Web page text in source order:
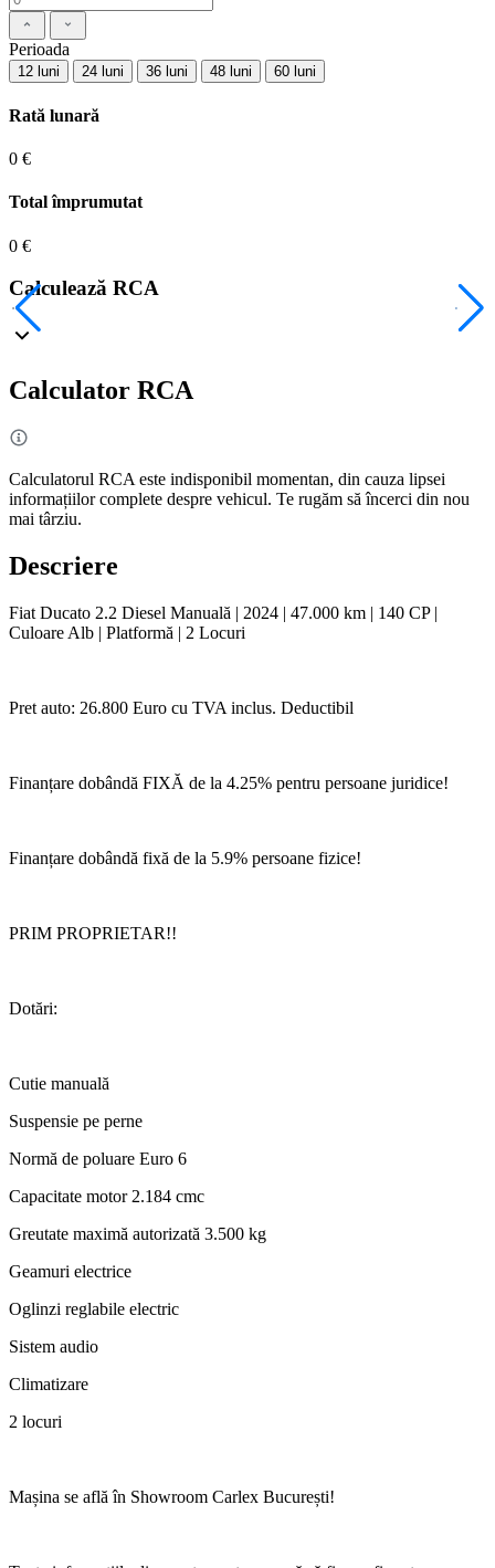
Perioada
12 luni 24 luni 36 luni 48 luni 60 luni
Rată lunară
0 €
Total împrumutat
0 €
Calculează RCA
Calculator RCA
Calculatorul RCA este indisponibil momentan, din cauza lipsei
informațiilor complete despre vehicul. Te rugăm să încerci din nou
mai târziu.
Descriere
Fiat Ducato 2.2 Diesel Manuală | 2024 | 47.000 km | 140 CP |
Culoare Alb | Platformă | 2 Locuri
Pret auto: 26.800 Euro cu TVA inclus. Deductibil
Finanțare dobândă FIXĂ de la 4.25% pentru persoane juridice!
Finanțare dobândă fixă de la 5.9% persoane fizice!
PRIM PROPRIETAR!!
Dotări:
Cutie manuală
Suspensie pe perne
Normă de poluare Euro 6
Capacitate motor 2.184 cmc
Greutate maximă autorizată 3.500 kg
Geamuri electrice
Oglinzi reglabile electric
Sistem audio
Climatizare
2 locuri
Mașina se află în Showroom Carlex București!